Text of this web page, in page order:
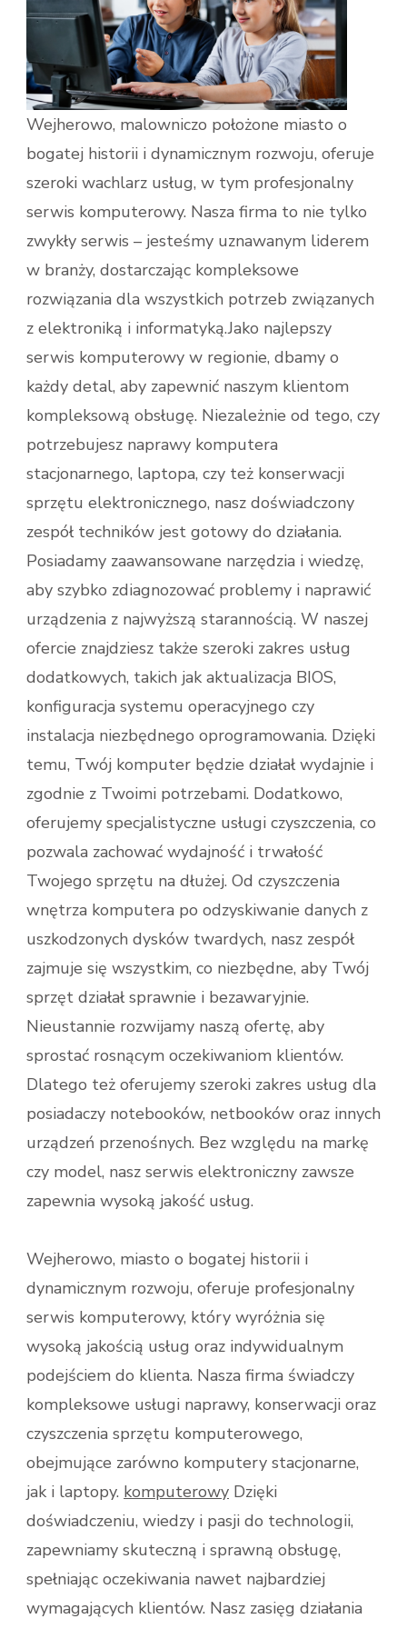
Wejherowo, malowniczo położone miasto o
bogatej historii i dynamicznym rozwoju, oferuje
szeroki wachlarz usług, w tym profesjonalny
serwis komputerowy. Nasza firma to nie tylko
zwykły serwis – jesteśmy uznawanym liderem
w branży, dostarczając kompleksowe
rozwiązania dla wszystkich potrzeb związanych
z elektroniką i informatyką.Jako najlepszy
serwis komputerowy w regionie, dbamy o
każdy detal, aby zapewnić naszym klientom
kompleksową obsługę. Niezależnie od tego, czy
potrzebujesz naprawy komputera
stacjonarnego, laptopa, czy też konserwacji
sprzętu elektronicznego, nasz doświadczony
zespół techników jest gotowy do działania.
Posiadamy zaawansowane narzędzia i wiedzę,
aby szybko zdiagnozować problemy i naprawić
urządzenia z najwyższą starannością. W naszej
ofercie znajdziesz także szeroki zakres usług
dodatkowych, takich jak aktualizacja BIOS,
konfiguracja systemu operacyjnego czy
instalacja niezbędnego oprogramowania. Dzięki
temu, Twój komputer będzie działał wydajnie i
zgodnie z Twoimi potrzebami. Dodatkowo,
oferujemy specjalistyczne usługi czyszczenia, co
pozwala zachować wydajność i trwałość
Twojego sprzętu na dłużej. Od czyszczenia
wnętrza komputera po odzyskiwanie danych z
uszkodzonych dysków twardych, nasz zespół
zajmuje się wszystkim, co niezbędne, aby Twój
sprzęt działał sprawnie i bezawaryjnie.
Nieustannie rozwijamy naszą ofertę, aby
sprostać rosnącym oczekiwaniom klientów.
Dlatego też oferujemy szeroki zakres usług dla
posiadaczy notebooków, netbooków oraz innych
urządzeń przenośnych. Bez względu na markę
czy model, nasz serwis elektroniczny zawsze
zapewnia wysoką jakość usług.
Wejherowo, miasto o bogatej historii i
dynamicznym rozwoju, oferuje profesjonalny
serwis komputerowy, który wyróżnia się
wysoką jakością usług oraz indywidualnym
podejściem do klienta. Nasza firma świadczy
kompleksowe usługi naprawy, konserwacji oraz
czyszczenia sprzętu komputerowego,
obejmujące zarówno komputery stacjonarne,
jak i laptopy. komputerowy Dzięki
doświadczeniu, wiedzy i pasji do technologii,
zapewniamy skuteczną i sprawną obsługę,
spełniając oczekiwania nawet najbardziej
wymagających klientów. Nasz zasięg działania